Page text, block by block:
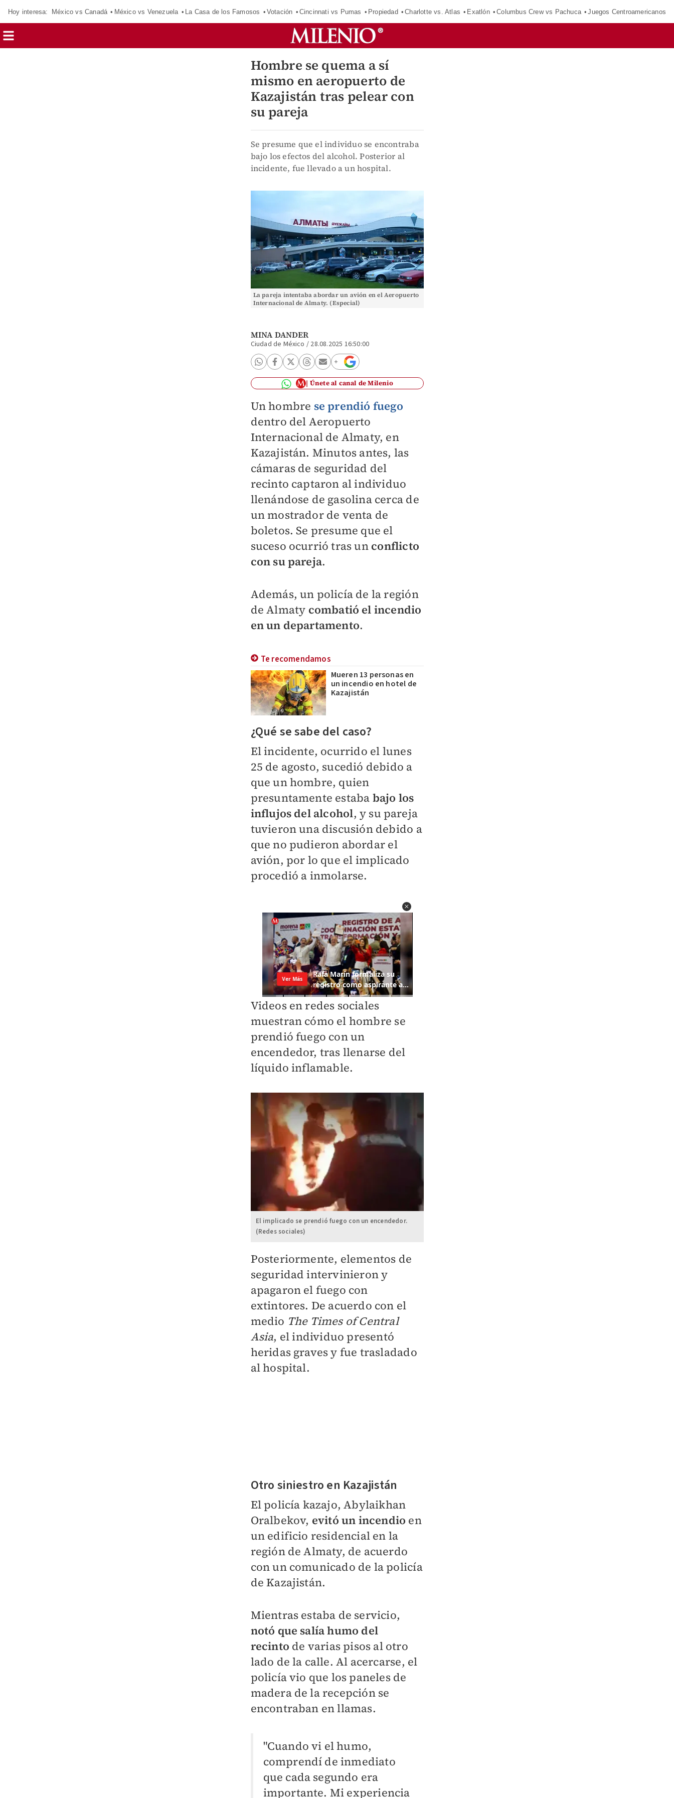
Hoy interesa: México vs Canadá México vs Venezuela La Casa de los Famosos Votación Cincinnati vs Pumas Propiedad Charlotte vs. Atlas Exatlón Columbus Crew vs Pachuca Juegos Centroamericanos
Hombre se quema a sí
mismo en aeropuerto de
Kazajistán tras pelear con
su pareja
Se presume que el individuo se encontraba
bajo los efectos del alcohol. Posterior al
incidente, fue llevado a un hospital.
La pareja intentaba abordar un avión en el Aeropuerto
Internacional de Almaty. (Especial)
MINA DANDER
Ciudad de México / 28.08.2025 16:50:00
Únete al canal de Milenio
Un hombre se prendió fuego
dentro del Aeropuerto
Internacional de Almaty, en
Kazajistán. Minutos antes, las
cámaras de seguridad del
recinto captaron al individuo
llenándose de gasolina cerca de
un mostrador de venta de
boletos. Se presume que el
suceso ocurrió tras un conflicto
con su pareja.
Además, un policía de la región
de Almaty combatió el incendio
en un departamento.
Te recomendamos
Mueren 13 personas en
un incendio en hotel de
Kazajistán
¿Qué se sabe del caso?
El incidente, ocurrido el lunes
25 de agosto, sucedió debido a
que un hombre, quien
presuntamente estaba bajo los
influjos del alcohol, y su pareja
tuvieron una discusión debido a
que no pudieron abordar el
avión, por lo que el implicado
procedió a inmolarse.
Videos en redes sociales
muestran cómo el hombre se
prendió fuego con un
encendedor, tras llenarse del
líquido inflamable.
El implicado se prendió fuego con un encendedor.
(Redes sociales)
Posteriormente, elementos de
seguridad intervinieron y
apagaron el fuego con
extintores. De acuerdo con el
medio The Times of Central
Asia, el individuo presentó
heridas graves y fue trasladado
al hospital.
Otro siniestro en Kazajistán
El policía kazajo, Abylaikhan
Oralbekov, evitó un incendio en
un edificio residencial en la
región de Almaty, de acuerdo
con un comunicado de la policía
de Kazajistán.
Mientras estaba de servicio,
notó que salía humo del
recinto de varias pisos al otro
lado de la calle. Al acercarse, el
policía vio que los paneles de
madera de la recepción se
encontraban en llamas.
"Cuando vi el humo,
comprendí de inmediato
que cada segundo era
importante. Mi experiencia